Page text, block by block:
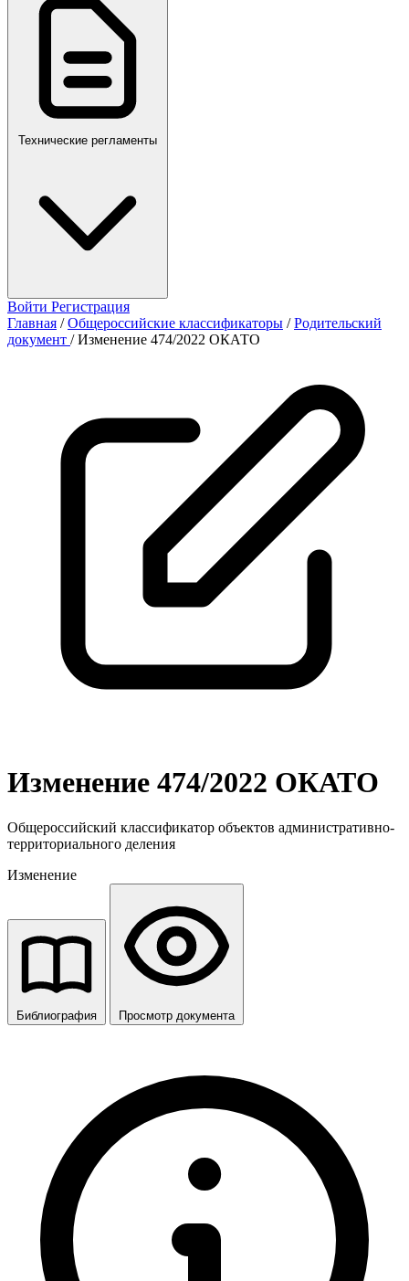
ПР,Р,ПМГ,РМГ
Технические регламенты
Войти Регистрация
Главная / Общероссийские классификаторы / Родительский
документ / Изменение 474/2022 ОКАТО
Изменение 474/2022 ОКАТО
Общероссийский классификатор объектов административно-
территориального деления
Изменение
Библиография Просмотр документа